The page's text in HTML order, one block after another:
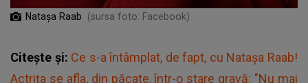
Natașa Raab (sursa foto: Facebook)
Citește și: Ce s-a întâmplat, de fapt, cu Natașa Raab!
Actrița se afla, din păcate, într-o stare gravă: "Nu mai